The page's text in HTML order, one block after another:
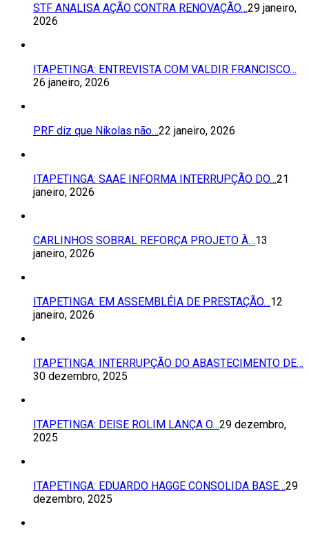
STF ANALISA AÇÃO CONTRA RENOVAÇÃO…29 janeiro,
2026
ITAPETINGA: ENTREVISTA COM VALDIR FRANCISCO…
26 janeiro, 2026
PRF diz que Nikolas não…22 janeiro, 2026
ITAPETINGA: SAAE INFORMA INTERRUPÇÃO DO…21
janeiro, 2026
CARLINHOS SOBRAL REFORÇA PROJETO À…13
janeiro, 2026
ITAPETINGA: EM ASSEMBLÉIA DE PRESTAÇÃO…12
janeiro, 2026
ITAPETINGA: INTERRUPÇÃO DO ABASTECIMENTO DE…
30 dezembro, 2025
ITAPETINGA: DEISE ROLIM LANÇA O…29 dezembro,
2025
ITAPETINGA: EDUARDO HAGGE CONSOLIDA BASE…29
dezembro, 2025